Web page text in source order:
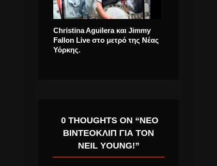
και Jimmy
στο μετρό της Νέας
Αμαρυλλίς Το come back της
και το τραγούδι που θα
0 THOUGHTS ON “ΝΈΟ
ΒΙΝΤΕΟΚΛΊΠ ΓΙΑ ΤΟΝ
NEIL YOUNG!”